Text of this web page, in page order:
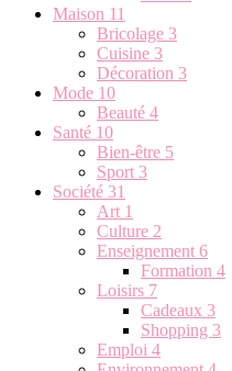
Maison 11
Bricolage 3
Cuisine 3
Décoration 3
Mode 10
Beauté 4
Santé 10
Bien-être 5
Sport 3
Société 31
Art 1
Culture 2
Enseignement 6
Formation 4
Loisirs 7
Cadeaux 3
Shopping 3
Emploi 4